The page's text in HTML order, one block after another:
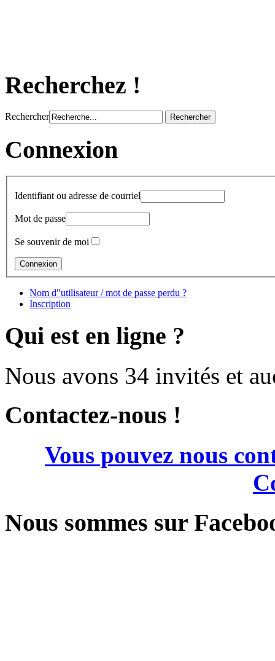
Recherchez !
Rechercher
Connexion
Identifiant ou adresse de courriel
Mot de passe
Se souvenir de moi
Nom d"utilisateur / mot de passe perdu ?
Inscription
Qui est en ligne ?
Nous avons 34 invités et
Contactez-nous !
Vous pouvez nous
Nous sommes sur